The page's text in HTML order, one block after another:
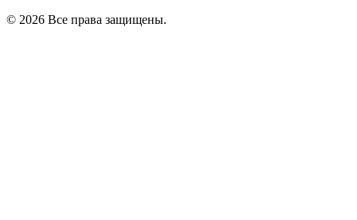
© 2026 Все права защищены.